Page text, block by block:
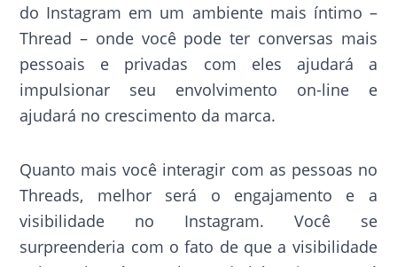
do Instagram em um ambiente mais íntimo –
Thread – onde você pode ter conversas mais
pessoais e privadas com eles ajudará a
impulsionar seu envolvimento on-line e
ajudará no crescimento da marca.
Quanto mais você interagir com as pessoas no
Threads, melhor será o engajamento e a
visibilidade no Instagram. Você se
surpreenderia com o fato de que a visibilidade